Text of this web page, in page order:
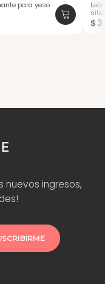
para yeso
nuevos ingresos,